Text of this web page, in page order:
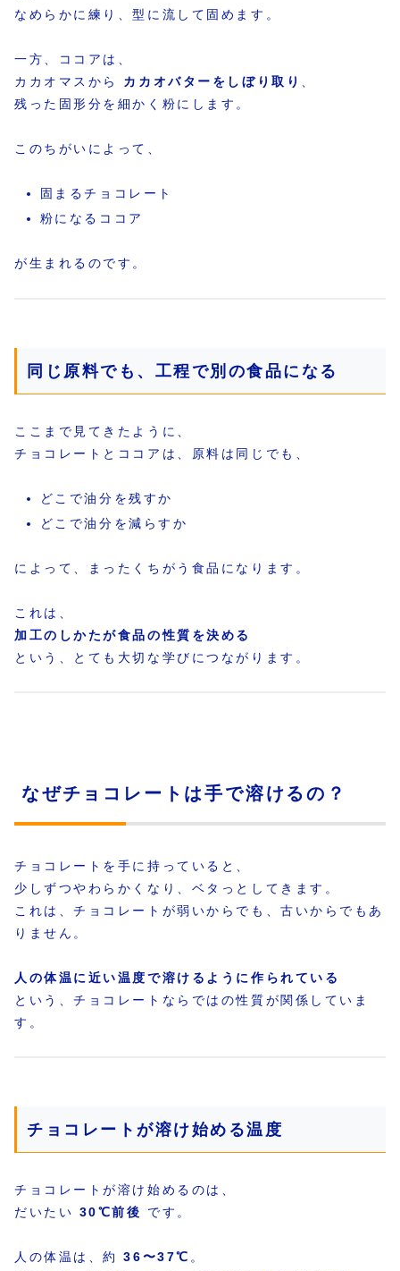
なめらかに練り、型に流して固めます。
一方、ココアは、
カカオマスから カカオバターをしぼり取り
残った固形分を細かく粉にします。
このちがいによって、
固まるチョコレート
粉になるココア
が生まれるのです。
同じ原料でも、工程で別の食品になる
ここまで見てきたように、
チョコレートとココアは、原料は同じでも、
どこで油分を残すか
どこで油分を減らすか
によって、まったくちがう食品になります。
これは、
加工のしかたが食品の性質を決める
という、とても大切な学びにつながります。
なぜチョコレートは手で溶けるの？
チョコレートを手に持っていると、
少しずつやわらかくなり、ベタっとしてきます。
これは、チョコレートが弱いからでも、古いからでもあ
りません。
人の体温に近い温度で溶けるように作られている
という、チョコレートならではの性質が関係していま
す。
チョコレートが溶け始める温度
チョコレートが溶け始めるのは、
だいたい 30℃前後 です。
人の体温は、約36〜37℃ 。